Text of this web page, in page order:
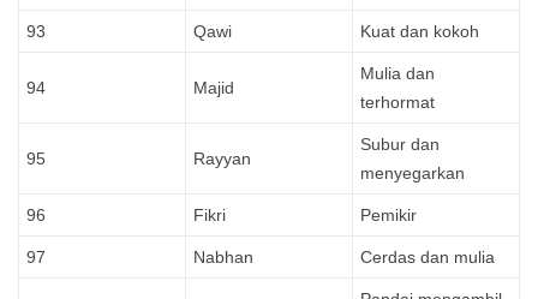
93 Qawi Kuat dan kokoh
94 Majid
Mulia dan
terhormat
95 Rayyan
Subur dan
menyegarkan
96 Fikri Pemikir
97 Nabhan Cerdas dan mulia